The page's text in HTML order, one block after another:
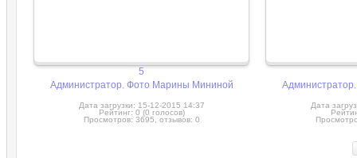
5
Администратор Фото Марины Мининой
Дата загрузки: 15-12-2015 14:37
Рейтинг: 0 (0 голосов)
Просмотров: 3695, отзывов: 0
Администратор
Дата